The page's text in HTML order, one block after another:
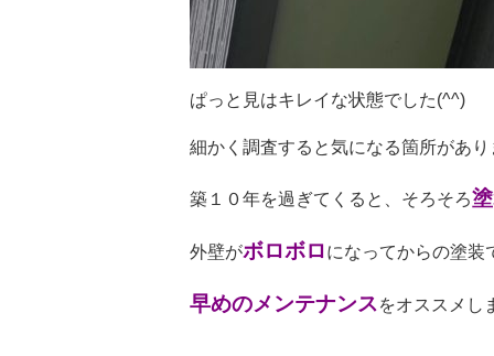
ぱっと見はキレイな状態でした(^^)
細かく調査すると気になる箇所があ
築１０年を過ぎてくると、そろそろ
外壁がボロボロになってからの塗装
早めのメンテナンス をオススメし